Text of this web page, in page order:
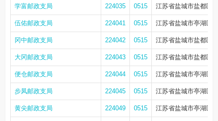
学富邮政支局 224035 0515 江苏省盐城市盐都区
伍佑邮政支局 224041 0515 江苏省盐城市亭湖区
冈中邮政支局 224042 0515 江苏省盐城市盐都区
大冈邮政支局 224043 0515 江苏省盐城市盐都区
便仓邮政支局 224044 0515 江苏省盐城市亭湖区
步凤邮政支局 224045 0515 江苏省盐城市亭湖区
黄尖邮政支局 224049 0515 江苏省盐城市亭湖区